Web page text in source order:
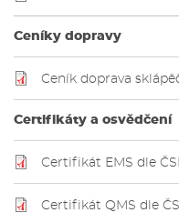
Ceníky dopravy
Ceník doprava
Certifikáty a osvědčení
Certifikát EMS dle
Certifikát QMS dle